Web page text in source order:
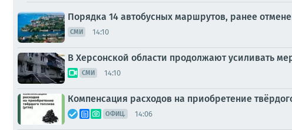
Порядка 14 автобусных маршрутов, ранее
СМИ 14:10
В Херсонской области продолжают усиливать
СМИ 14:10
Компенсация расходов на приобретение
ОФИЦ. 14:06